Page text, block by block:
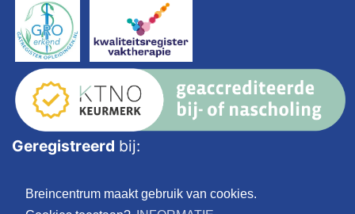
Breincentrum maakt gebruik van cookies.
Geregistreerd bij: